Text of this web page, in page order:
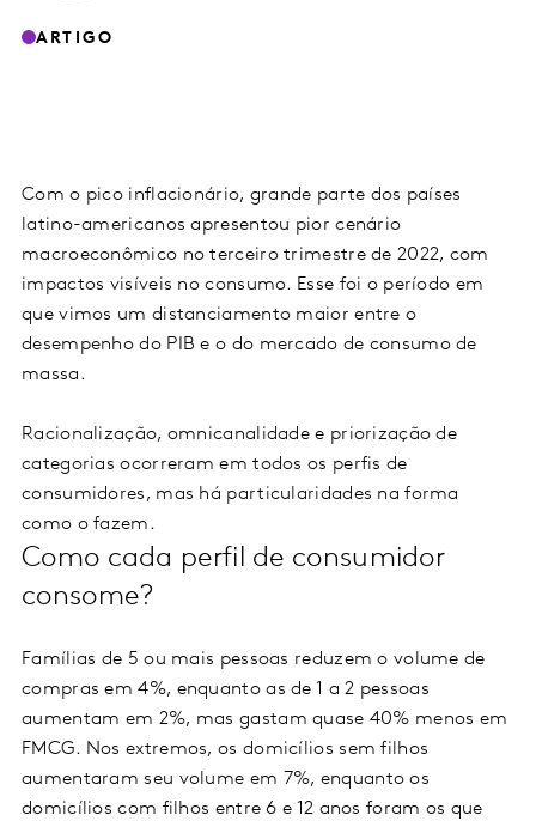
ARTIGO
Com o pico inflacionário, grande parte dos países
latino-americanos apresentou pior cenário
macroeconômico no terceiro trimestre de 2022, com
impactos visíveis no consumo. Esse foi o período em
que vimos um distanciamento maior entre o
desempenho do PIB e o do mercado de consumo de
massa.
Racionalização, omnicanalidade e priorização de
categorias ocorreram em todos os perfis de
consumidores, mas há particularidades na forma
como o fazem.
Como cada perfil de consumidor
consome?
Famílias de 5 ou mais pessoas reduzem o volume de
compras em 4%, enquanto as de 1 a 2 pessoas
aumentam em 2%, mas gastam quase 40% menos em
FMCG. Nos extremos, os domicílios sem filhos
aumentaram seu volume em 7%, enquanto os
domicílios com filhos entre 6 e 12 anos foram os que